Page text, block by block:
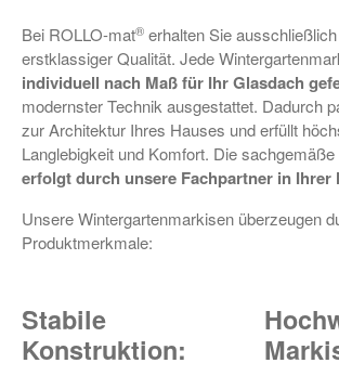
Bei ROLLO-mat® erhalten Sie
erstklassiger Qualität. Jede
individuell nach Maß für Ihr Glasdach
modernster Technik ausgestattet. Dadurch
zur Architektur Ihres Hauses und erfüllt
Langlebigkeit und Komfort. Die sachgemäße
erfolgt durch unsere Fachpartner in Ihrer
Unsere Wintergartenmarkisen überzeugen
Produktmerkmale:
Stabile
Konstruktion: